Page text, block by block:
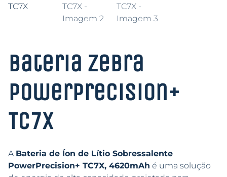
Bateria Zebra
PowerPrecision+
TC7X
A Bateria de Íon de Lítio Sobressalente
PowerPrecision+ TC7X, 4620mAh é uma solução